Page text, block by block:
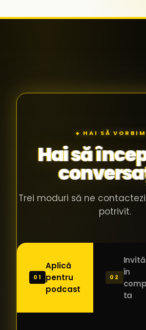
◆ HAI SĂ
Hai să
Trei moduri să ne
potrivit.
01
Aplică
pentru
podcast
02
în
ta